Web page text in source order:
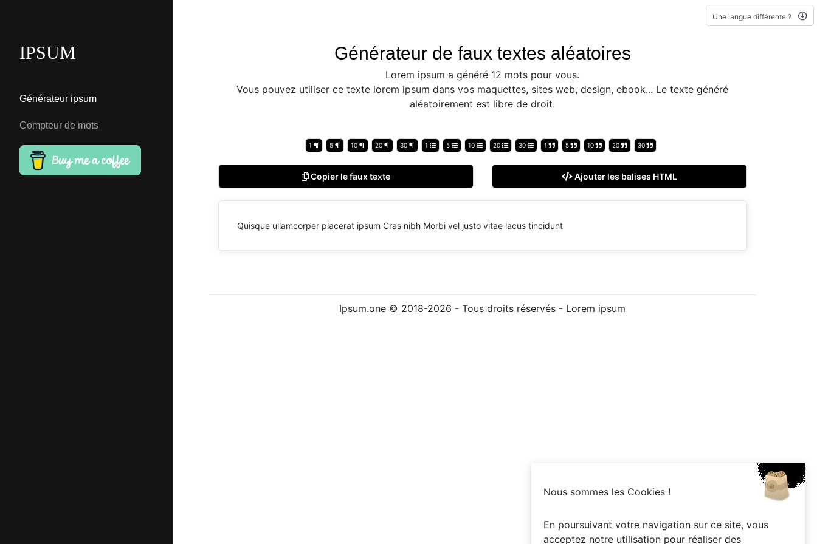
IPSUM
Générateur ipsum
Compteur de mots
Une langue différente ?
Générateur de faux textes aléatoires
Lorem ipsum a généré 12 mots pour vous.
Vous pouvez utiliser ce texte lorem ipsum dans vos maquettes, sites web, design, ebook... Le texte généré
aléatoirement est libre de droit.
1 5 10 20 30 1 5 10 20 30 1 5 10 20 30
Copier le faux texte Ajouter les balises HTML
Quisque ullamcorper placerat ipsum Cras nibh Morbi vel justo vitae lacus tincidunt
Ipsum.one © 2018-2026 - Tous droits réservés - Lorem ipsum
Nous sommes les Cookies !
En poursuivant votre navigation sur ce site, vous
acceptez notre utilisation pour réaliser des